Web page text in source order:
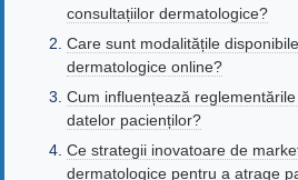
consultațiilor dermatologice?
Care sunt modalitățile
dermatologice online?
Cum influențează
datelor pacienților?
Ce strategii inovatoare de
dermatologice pentru a atrage